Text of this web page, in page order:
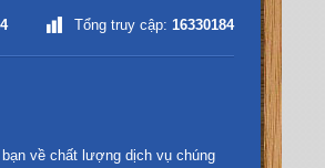
Tổng truy cập: 16330184
về chất lượng dịch vụ chúng